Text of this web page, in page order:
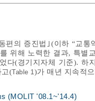
편의 증진법｣(이하 “교
위해 노력한 결과, 특
다(경기지자체 기준).
고(Table 1)가 매년 지속적
(MOLIT '08.1~'14.4)